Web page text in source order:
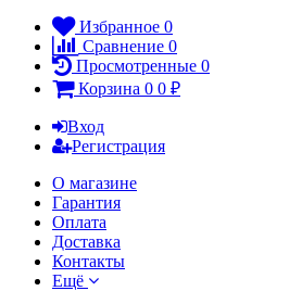
Избранное 0
Сравнение 0
Просмотренные 0
Корзина 0 0 ₽
Вход
Регистрация
О магазине
Гарантия
Оплата
Доставка
Контакты
Ещё